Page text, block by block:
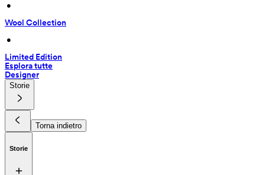
•
Wool Collection
•
Limited Edition
Esplora tutte
Designer
Storie
Torna indietro
Storie